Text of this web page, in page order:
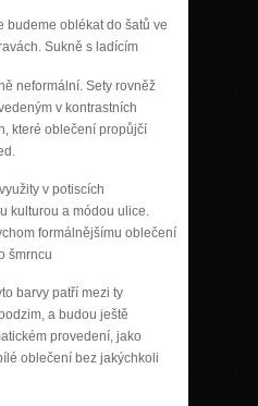
budeme oblékat do šatů ve
Sukně s ladícím
neformální. Sety rovněž
v kontrastních
které oblečení propůjčí
v potiscích
kulturou a módou ulice.
formálnějšímu oblečení
šmrncu
barvy patří mezi ty
a budou ještě
provedení, jako
oblečení bez jakýchkoli